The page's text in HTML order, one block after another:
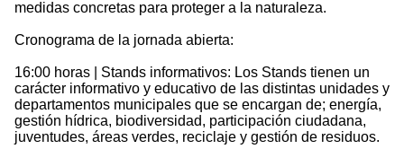
medidas concretas para proteger a la naturaleza.
Cronograma de la jornada abierta:
16:00 horas | Stands informativos: Los Stands tienen un
carácter informativo y educativo de las distintas unidades y
departamentos municipales que se encargan de; energía,
gestión hídrica, biodiversidad, participación ciudadana,
juventudes, áreas verdes, reciclaje y gestión de residuos.